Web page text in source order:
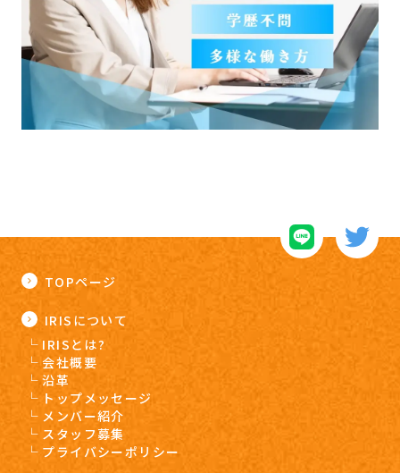
TOPページ
IRISについて
IRISとは?
会社概要
沿革
トップメッセージ
メンバー紹介
スタッフ募集
プライバシーポリシー